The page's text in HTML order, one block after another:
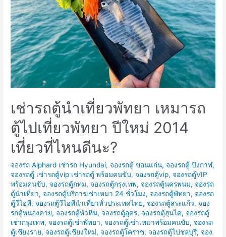
จ.ตราด
เช่ารถตู้นำเที่ยวพัทยา เหมารถ
ตู้ไปเที่ยวพัทยา ปีใหม่ 2014
เที่ยวที่ไหนดีนะ?
จองรถ Alphard เช่ารถ Hyundai,จองรถตู้ ขอนแก่น,จองรถตู้ บึงกาฬ,
จองรถตู้ เช่ารถตู้vip เช่ารถตู้ พร้อมคนขับ,จองรถตู้vip,จองรถตู้VIP
พร้อมคนขับ,จองรถตู้กทม,จองรถตู้กรุงเทพ,จองรถตู้นครพนม,จองรถ
ตู้นำเที่ยว,จองรถตู้บริการเช่าเหมา 24 ชั่วโมง,จองรถตู้พัทยา,จองรถ
ตู้วีไอพี,จองรถตู้วีไอพีนำเที่ยวทั่วประเทศไทย,จองรถตู้สระแก้ว,จอง
รถตู้หนองคาย,จองรถตู้หัวหิน,จองรถตู้อุดร,จองรถตู้ฮุนได,จองรถตู้
เช่ากรุงเทพ,จองรถตู้เช่าพัทยา,จองรถตู้เช่าเหมาพร้อมคนขับ,จองรถ
ตู้เชียงราย,จองรถตู้เชียงใหม่,จองรถตู้โคราช,จองรถตู้ไปชลบุรี,จอง